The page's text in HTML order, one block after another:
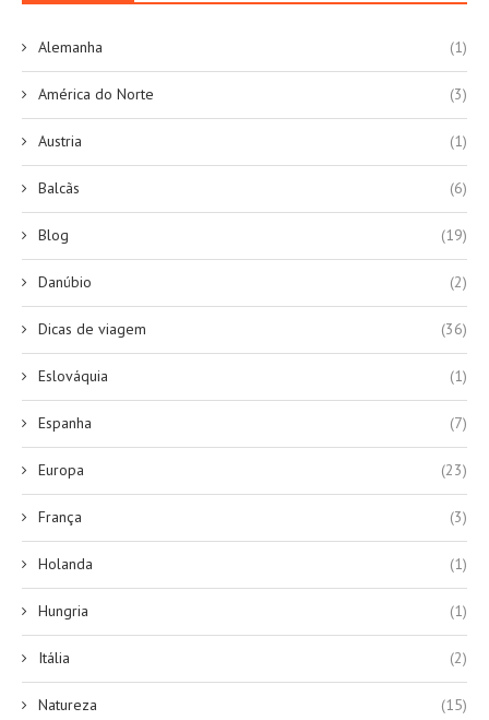
Alemanha (1)
América do Norte (3)
Austria (1)
Balcãs (6)
Blog (19)
Danúbio (2)
Dicas de viagem (36)
Eslováquia (1)
Espanha (7)
Europa (23)
França (3)
Holanda (1)
Hungria (1)
Itália (2)
Natureza (15)